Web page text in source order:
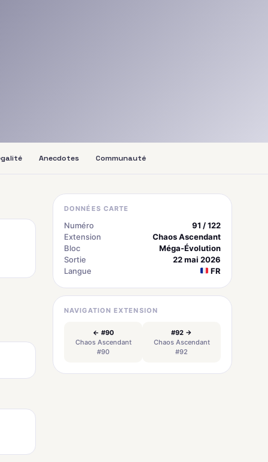
Anecdotes Communauté
DONNÉES CARTE
Numéro
91 / 122
Extension
Chaos Ascendant
Bloc
Méga-Évolution
Sortie
22 mai 2026
Langue
FR
NAVIGATION EXTENSION
← #90
Chaos Ascendant
#90
#92 →
Chaos Ascendant
#92